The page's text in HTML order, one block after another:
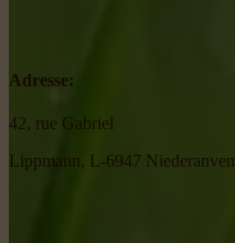
Adresse:
42, rue Gabriel
Lippmann, L-6947 Niederanven